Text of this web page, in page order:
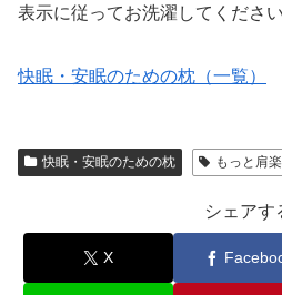
表示に従ってお洗濯してください
快眠・安眠のための枕（一覧）
快眠・安眠のための枕 もっと肩
シェアす
X